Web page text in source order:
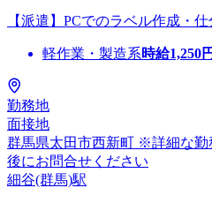
【派遣】PCでのラベル作成・
軽作業・製造系時給1,250
勤務地
面接地
群馬県太田市西新町 ※詳細な勤
後にお問合せください
細谷(群馬)駅